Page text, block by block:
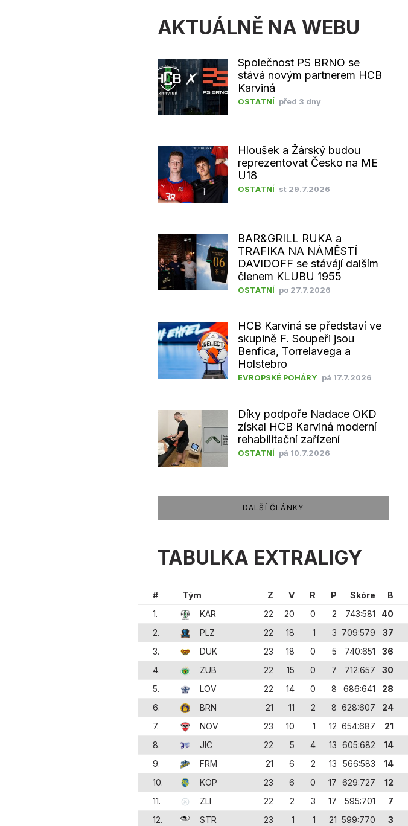
AKTUÁLNĚ NA WEBU
Společnost PS BRNO se
stává novým partnerem HCB
Karviná
OSTATNÍ před 3 dny
Hloušek a Žárský budou
reprezentovat Česko na ME
U18
OSTATNÍ st 29.7.2026
BAR&GRILL RUKA a
TRAFIKA NA NÁMĚSTÍ
DAVIDOFF se stávájí dalším
členem KLUBU 1955
OSTATNÍ po 27.7.2026
HCB Karviná se představí ve
skupině F. Soupeři jsou
Benfica, Torrelavega a
Holstebro
EVROPSKÉ POHÁRY pá 17.7.2026
Díky podpoře Nadace OKD
získal HCB Karviná moderní
rehabilitační zařízení
OSTATNÍ pá 10.7.2026
DALŠÍ ČLÁNKY
TABULKA EXTRALIGY
# Tým Z V R P Skóre
B
1.
KAR 22 20 0 2 743:581
40
2.
PLZ 22 18 1 3 709:579
37
3.
DUK 23 18 0 5 740:651
36
4.
ZUB 22 15 0 7 712:657
30
5.
LOV 22 14 0 8 686:641
28
6.
BRN 21 11 2 8 628:607
24
7.
NOV 23 10 1 12 654:687
21
8.
JIC 22 5 4 13 605:682
14
9.
FRM 21 6 2 13 566:583
14
10.
KOP 23 6 0 17 629:727
12
11.
ZLI 22 2 3 17 595:701
7
12.
STR 23 1 1 21 599:770 3